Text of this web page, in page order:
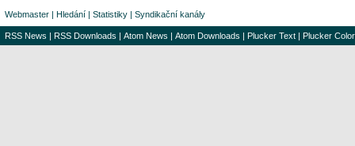
Webmaster | Hledání | Statistiky | Syndikační kanály
RSS News | RSS Downloads | Atom News | Atom Downloads | Plucker Text | Plucker Color